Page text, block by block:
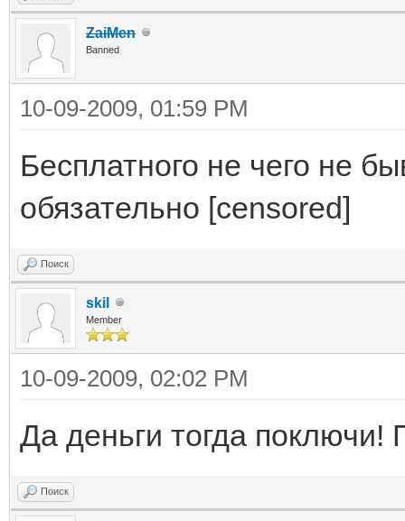
ZaiMen
Banned
10-09-2009, 01:59 PM
Бесплатного не чего не
обязательно [censored]
Поиск
skil
Member
10-09-2009, 02:02 PM
Да деньги тогда поключи!
Поиск